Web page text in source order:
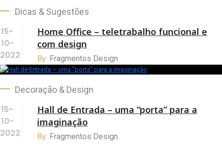
Dicas & Sugestões
15-
10-
2022
Home Office – teletrabalho funcional e
com design
By: Fragmentos Design
Decoração & Design
15-
10-
2022
Hall de Entrada – uma “porta” para a
imaginação
By: Fragmentos Design